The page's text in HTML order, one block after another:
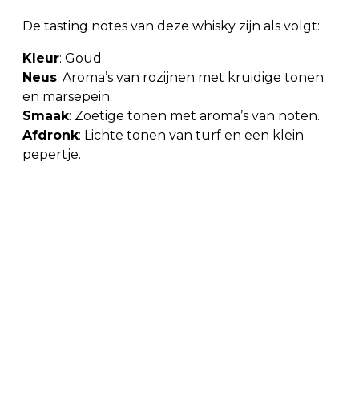
De tasting notes van deze whisky zijn als volgt:
Kleur: Goud.
Neus: Aroma’s van rozijnen met kruidige tonen
en marsepein.
Smaak: Zoetige tonen met aroma’s van noten.
Afdronk: Lichte tonen van turf en een klein
pepertje.